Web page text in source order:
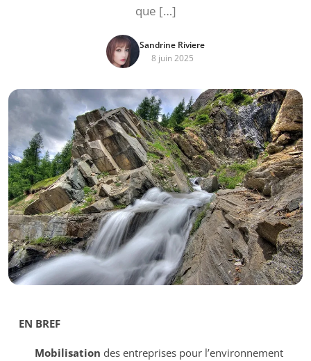
que […]
Sandrine Riviere
8 juin 2025
EN BREF
Mobilisation des entreprises pour l’environnement